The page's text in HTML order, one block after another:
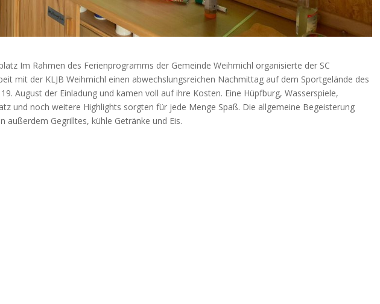
Im Rahmen des Ferienprogramms der Gemeinde Weihmichl organisierte der SC
mit der KLJB Weihmichl einen abwechslungsreichen Nachmittag auf dem Sportgelände des
August der Einladung und kamen voll auf ihre Kosten. Eine Hüpfburg, Wasserspiele,
und noch weitere Highlights sorgten für jede Menge Spaß. Die allgemeine Begeisterung
außerdem Gegrilltes, kühle Getränke und Eis.